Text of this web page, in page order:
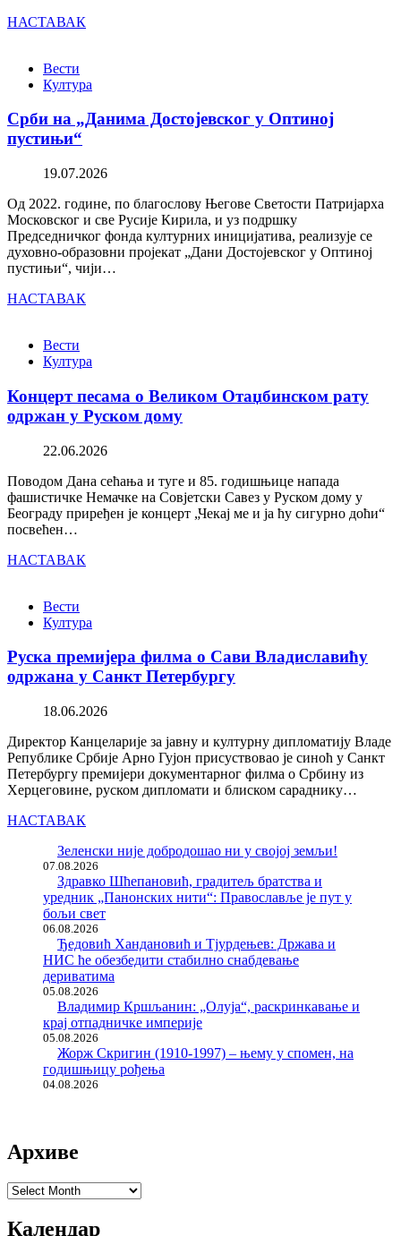
НАСТАВАК
Вести
Култура
Срби на „Данима Достојевског у Оптиној
пустињи“
19.07.2026
Од 2022. године, по благослову Његове Светости Патријарха
Московског и све Русије Кирила, и уз подршку
Председничког фонда културних иницијатива, реализује се
духовно-образовни пројекат „Дани Достојевског у Оптиној
пустињи“, чији…
НАСТАВАК
Вести
Култура
Концерт песама о Великом Отаџбинском рату
одржан у Руском дому
22.06.2026
Поводом Дана сећања и туге и 85. годишњице напада
фашистичке Немачке на Совјетски Савез у Руском дому у
Београду приређен је концерт „Чекај ме и ја ћу сигурно доћи“
посвећен…
НАСТАВАК
Вести
Култура
Руска премијера филма о Сави Владиславићу
одржана у Санкт Петербургу
18.06.2026
Директор Канцеларије за јавну и културну дипломатију Владе
Републике Србије Арно Гујон присуствовао је синоћ у Санкт
Петербургу премијери документарног филма о Србину из
Херцеговине, руском дипломати и блиском сараднику…
НАСТАВАК
Зеленски није добродошао ни у својој земљи!
07.08.2026
Здравко Шћепановић, градитељ братства и
уредник „Панонских нити“: Православље је пут у
бољи свет
06.08.2026
Ђедовић Хандановић и Тјурдењев: Држава и
НИС ће обезбедити стабилно снабдевање
дериватима
05.08.2026
Владимир Кршљанин: „Олуја“, раскринкавање и
крај отпадничке империје
05.08.2026
Жорж Скригин (1910-1997) – њему у спомен, на
годишњицу рођења
04.08.2026
Архиве
Архиве
Календар